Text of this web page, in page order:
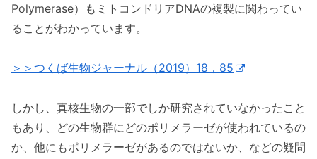
Polymerase）もミトコンドリアDNAの複製に関わってい
ることがわかっています。
＞＞つくば生物ジャーナル（2019）18，85
しかし、真核生物の一部でしか研究されていなかったこと
もあり、どの生物群にどのポリメラーゼが使われているの
か、他にもポリメラーゼがあるのではないか、などの疑問